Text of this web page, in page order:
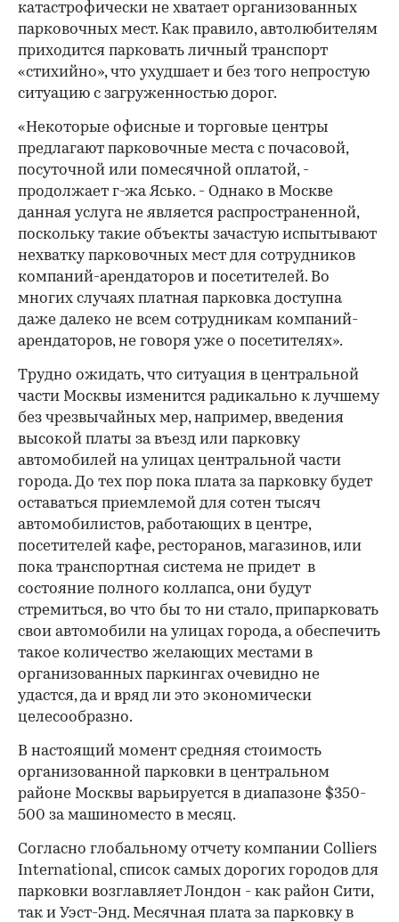
катастрофически не хватает организованных
парковочных мест. Как правило, автолюбителям
приходится парковать личный транспорт
«стихийно», что ухудшает и без того непростую
ситуацию с загруженностью дорог.
«Некоторые офисные и торговые центры
предлагают парковочные места с почасовой,
посуточной или помесячной оплатой, -
продолжает г-жа Ясько. - Однако в Москве
данная услуга не является распространенной,
поскольку такие объекты зачастую испытывают
нехватку парковочных мест для сотрудников
компаний-арендаторов и посетителей. Во
многих случаях платная парковка доступна
даже далеко не всем сотрудникам компаний-
арендаторов, не говоря уже о посетителях».
Трудно ожидать, что ситуация в центральной
части Москвы изменится радикально к лучшему
без чрезвычайных мер, например, введения
высокой платы за въезд или парковку
автомобилей на улицах центральной части
города. До тех пор пока плата за парковку будет
оставаться приемлемой для сотен тысяч
автомобилистов, работающих в центре,
посетителей кафе, ресторанов, магазинов, или
пока транспортная система не придет в
состояние полного коллапса, они будут
стремиться, во что бы то ни стало, припарковать
свои автомобили на улицах города, а обеспечить
такое количество желающих местами в
организованных паркингах очевидно не
удастся, да и вряд ли это экономически
целесообразно.
В настоящий момент средняя стоимость
организованной парковки в центральном
районе Москвы варьируется в диапазоне $350-
500 за машиноместо в месяц.
Согласно глобальному отчету компании Colliers
International, список самых дорогих городов для
парковки возглавляет Лондон - как район Сити,
так и Уэст-Энд. Месячная плата за парковку в